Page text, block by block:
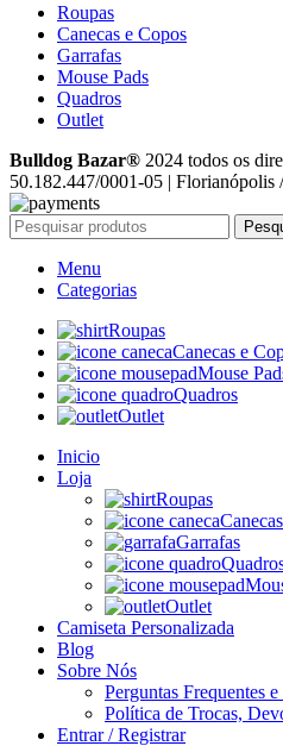
Roupas
Canecas e Copos
Garrafas
Mouse Pads
Quadros
Outlet
Bulldog Bazar® 2024 todos os
50.182.447/0001-05 | Florianópolis
Menu
Categorias
Roupas
Canecas e
Mouse
Quadros
Outlet
Inicio
Loja
Roupas
Garrafas
Outlet
Camiseta Personalizada
Blog
Sobre Nós
Perguntas Frequentes
Política de Trocas,
Entrar / Registrar